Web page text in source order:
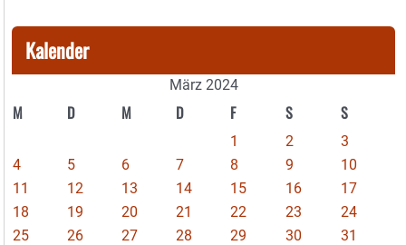
Kalender
März 2024
M D M D F S S
1 2
3
4
5 6 7 8 9
10
11
12 13 14 15 16
17
18
19 20 21 22 23
24
25
26 27 28 29 30
31